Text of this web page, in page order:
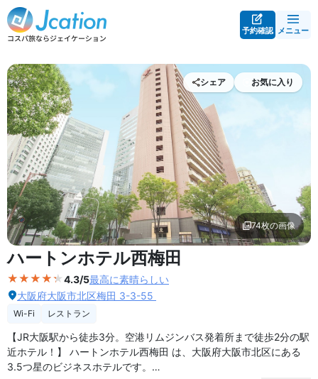
予約確認 メニュー
外観の写真を拡大表示
シェア お気に入り
74枚の画像
ハートンホテル西梅田
4.3/5最高に素晴らしい
大阪府大阪市北区梅田 3-3-55
Wi-Fi レストラン
【JR大阪駅から徒歩3分。空港リムジンバス発着所まで徒歩2分の駅
近ホテル！】 ハートンホテル西梅田 は、大阪府大阪市北区にある
3.5つ星のビジネスホテルです。